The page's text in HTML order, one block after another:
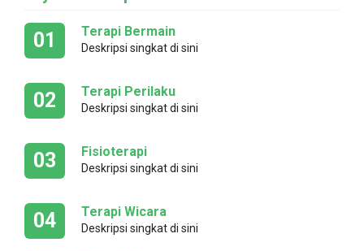
01 Terapi Bermain
Deskripsi singkat di sini
02 Terapi Perilaku
Deskripsi singkat di sini
03 Fisioterapi
Deskripsi singkat di sini
04 Terapi Wicara
Deskripsi singkat di sini